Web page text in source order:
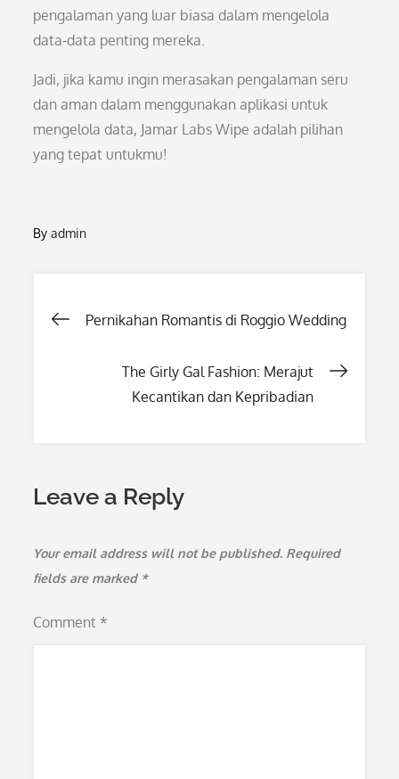
pengalaman yang luar biasa dalam mengelola
data-data penting mereka.
Jadi, jika kamu ingin merasakan pengalaman seru
dan aman dalam menggunakan aplikasi untuk
mengelola data, Jamar Labs Wipe adalah pilihan
yang tepat untukmu!
Byadmin
Post
navigation
Pernikahan Romantis di Roggio Wedding
The Girly Gal Fashion: Merajut
Kecantikan dan Kepribadian
Leave a Reply
Your email address will not be published. Required
fields are marked *
Comment *